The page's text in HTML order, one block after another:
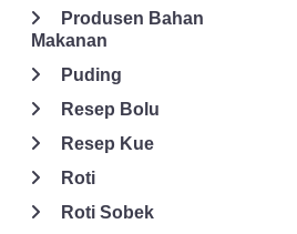
Produsen Bahan
Makanan
Puding
Resep Bolu
Resep Kue
Roti
Roti Sobek